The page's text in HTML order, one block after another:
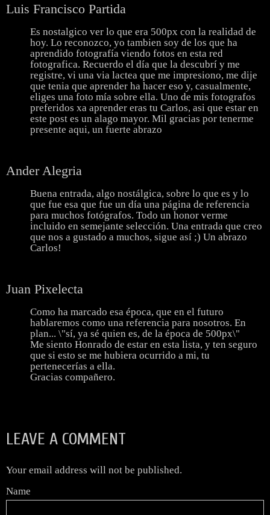
Luis Francisco Partida
Es nostalgico ver lo que era 500px con la realidad de
hoy. Lo reconozco, yo tambien soy de los que ha
aprendido fotografía viendo fotos en esta red
fotografica. Recuerdo el día que la descubrí y me
registre, vi una via lactea que me impresiono, me dije
que tenia que aprender ha hacer eso y, casualmente,
eliges una foto mía sobre ella. Uno de mis fotografos
preferidos xa aprender eras tu Carlos, asi que estar en
este post es un alago mayor. Mil gracias por tenerme
presente aqui, un fuerte abrazo
Ander Alegria
Buena entrada, algo nostálgica, sobre lo que es y lo
que fue esa que fue un día una página de referencia
para muchos fotógrafos. Todo un honor verme
incluido en semejante selección. Una entrada que creo
que nos a gustado a muchos, sigue así ;) Un abrazo
Carlos!
Juan Pixelecta
Como ha marcado esa época, que en el futuro
hablaremos como una referencia para nosotros. En
plan... \"sí, ya sé quien es, de la época de 500px\"
Me siento Honrado de estar en esta lista, y ten seguro
que si esto se me hubiera ocurrido a mi, tu
pertenecerías a ella.
Gracias compañero.
LEAVE A COMMENT
Your email address will not be published.
Name